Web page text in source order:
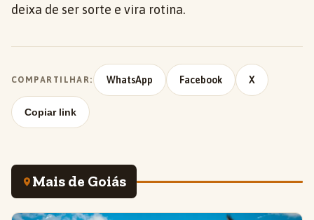
deixa de ser sorte e vira rotina.
COMPARTILHAR: WhatsApp Facebook X
Copiar link
Mais de Goiás